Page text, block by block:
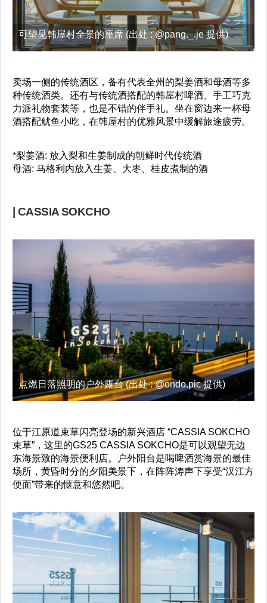
可望见韩屋村全景的座席 (出处 : @pang._.je 提供)
卖场一侧的传统酒区，备有代表全州的梨姜酒和母酒等多
种传统酒类。还有与传统酒搭配的韩屋村啤酒、手工巧克
力派礼物套装等，也是不错的伴手礼。坐在窗边来一杯母
酒搭配鱿鱼小吃，在韩屋村的优雅风景中缓解旅途疲劳。
*梨姜酒: 放入梨和生姜制成的朝鲜时代传统酒
母酒: 马格利内放入生姜、大枣、桂皮煮制的酒
| CASSIA SOKCHO
点燃日落照明的户外露台 (出处 : @ondo.pic 提供)
位于江原道束草闪亮登场的新兴酒店 “CASSIA SOKCHO
束草”，这里的GS25 CASSIA SOKCHO是可以观望无边
东海景致的海景便利店。户外阳台是喝啤酒赏海景的最佳
场所，黄昏时分的夕阳美景下，在阵阵涛声下享受“汉江方
便面”带来的惬意和悠然吧。